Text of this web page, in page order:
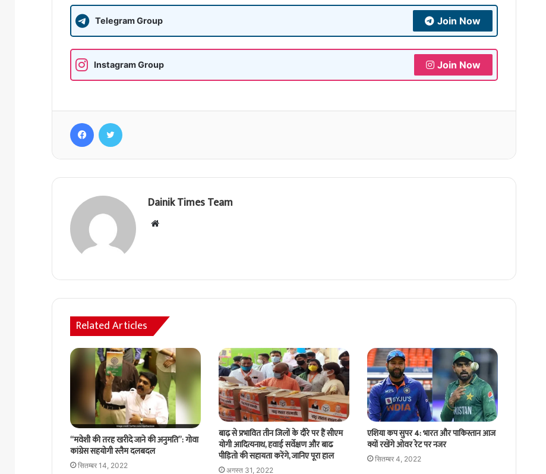
Telegram Group Join Now
Instagram Group Join Now
Facebook
Dainik Times Team
Website
Related Articles
“मवेशी की तरह खरीदे जाने की अनुमति”: गोवा
कांग्रेस सहयोगी स्लैम दलबदल
सितम्बर 14, 2022
बाढ़ से प्रभावित तीन जिलों के दौरे पर हैं सीएम
योगी आदित्यनाथ, हवाई सर्वेक्षण और बाढ
पीड़ितो की सहायता करेंगे, जानिए पूरा हाल
अगस्त 31, 2022
एशिया कप सुपर 4: भारत और पाकिस्तान आज
क्यों रखेंगे ओवर रेट पर नजर
सितम्बर 4, 2022